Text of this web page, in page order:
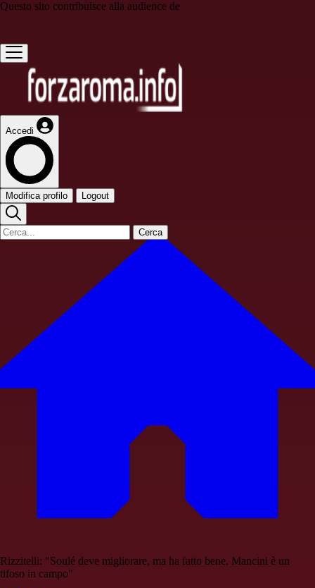
Questo sito contribuisce alla audience de
Accedi
Modifica profilo Logout
Cerca
Rizzitelli: "Soulé deve migliorare, ma ha fatto bene. Mancini è un
tifoso in campo"